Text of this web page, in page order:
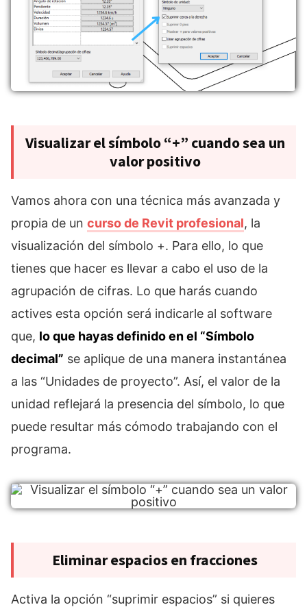
Visualizar el símbolo “+” cuando sea un
valor positivo
Vamos ahora con una técnica más avanzada y
propia de un curso de Revit profesional, la
visualización del símbolo +. Para ello, lo que
tienes que hacer es llevar a cabo el uso de la
agrupación de cifras. Lo que harás cuando
actives esta opción será indicarle al software
que, lo que hayas definido en el “Símbolo
decimal” se aplique de una manera instantánea
a las “Unidades de proyecto”. Así, el valor de la
unidad reflejará la presencia del símbolo, lo que
puede resultar más cómodo trabajando con el
programa.
Eliminar espacios en fracciones
Activa la opción “suprimir espacios” si quieres